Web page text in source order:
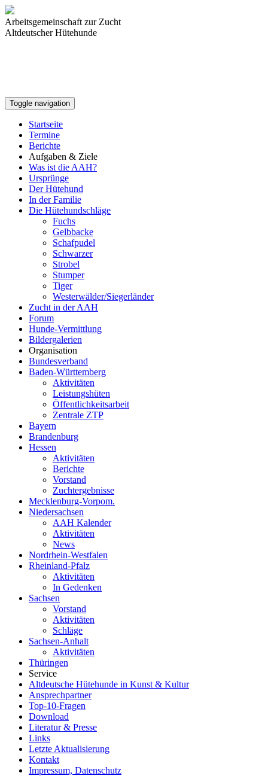
Arbeitsgemeinschaft zur Zucht
Altdeutscher Hütehunde
Toggle navigation
Startseite
Termine
Berichte
Aufgaben & Ziele
Was ist die AAH?
Ursprünge
Der Hütehund
In der Familie
Die Hütehundschläge
Fuchs
Gelbbacke
Schafpudel
Schwarzer
Strobel
Stumper
Tiger
Westerwälder/Siegerländer
Zucht in der AAH
Forum
Hunde-Vermittlung
Bildergalerien
Organisation
Bundesverband
Baden-Württemberg
Aktivitäten
Leistungshüten
Öffentlichkeitsarbeit
Zentrale ZTP
Bayern
Brandenburg
Hessen
Aktivitäten
Berichte
Vorstand
Zuchtergebnisse
Mecklenburg-Vorpom.
Niedersachsen
AAH Kalender
Aktivitäten
News
Nordrhein-Westfalen
Rheinland-Pfalz
Aktivitäten
In Gedenken
Sachsen
Vorstand
Aktivitäten
Schläge
Sachsen-Anhalt
Aktivitäten
Thüringen
Service
Altdeutsche Hütehunde in Kunst & Kultur
Ansprechpartner
Top-10-Fragen
Download
Literatur & Presse
Links
Letzte Aktualisierung
Kontakt
Impressum, Datenschutz